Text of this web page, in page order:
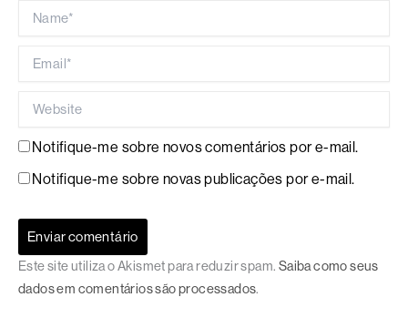
Notifique-me sobre novos comentários por e-mail.
Notifique-me sobre novas publicações por e-mail.
Este site utiliza o Akismet para reduzir spam. Saiba como seus
dados em comentários são processados.